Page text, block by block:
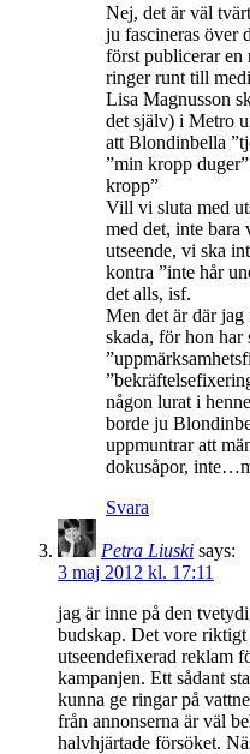
Nej, det är väl
ju fascineras över
först publicerar en
ringer runt till
Lisa Magnusson
det själv) i Metro
att Blondinbella
”min kropp
kropp”
Vill vi sluta med
med det, inte bara
utseende, vi ska
kontra ”inte hår
det alls, isf.
Men det är där
skada, för hon har
någon lurat i
borde ju
uppmuntrar att
dokusåpor,
Svara
Petra Liuski says:
3 maj 2012 kl. 17:11
jag är inne på den
budskap. Det vore
utseendefixerad reklam
kampanjen. Ett sådant
kunna ge ringar på
från annonserna är väl
halvhjärtade försöket.